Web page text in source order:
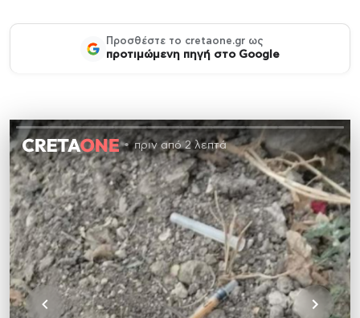
Προσθέστε το cretaone.gr ως
προτιμώμενη πηγή στο Google
πριν από 2 λεπτά